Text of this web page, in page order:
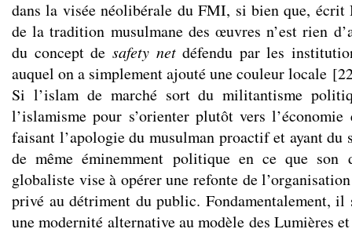
dans la visée néolibérale du FMI, si bien que, écrit
de la tradition musulmane des œuvres n’est rien
du concept de safety netdéfendu par les
auquel on a simplement ajouté une couleur locale [
Si l’islam de marché sort du militantisme
l’islamisme pour s’orienter plutôt vers
faisant l’apologie du musulman proactif et ayant du
de même éminemment politique en ce que son
globaliste vise à opérer une refonte de
privé au détriment du public. Fondamentalement, il
une modernité alternative au modèle des Lumières